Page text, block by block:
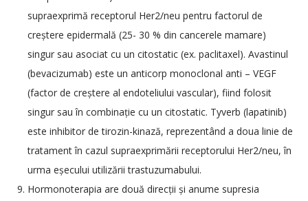
supraexprimă receptorul Her2/neu pentru factorul de
creștere epidermală (25- 30 % din cancerele mamare)
singur sau asociat cu un citostatic (ex. paclitaxel). Avastinul
(bevacizumab) este un anticorp monoclonal anti – VEGF
(factor de creștere al endoteliului vascular), fiind folosit
singur sau în combinație cu un citostatic. Tyverb (lapatinib)
este inhibitor de tirozin-kinază, reprezentând a doua linie de
tratament în cazul supraexprimării receptorului Her2/neu, în
urma eșecului utilizării trastuzumabului.
Hormonoterapia are două direcții și anume supresia